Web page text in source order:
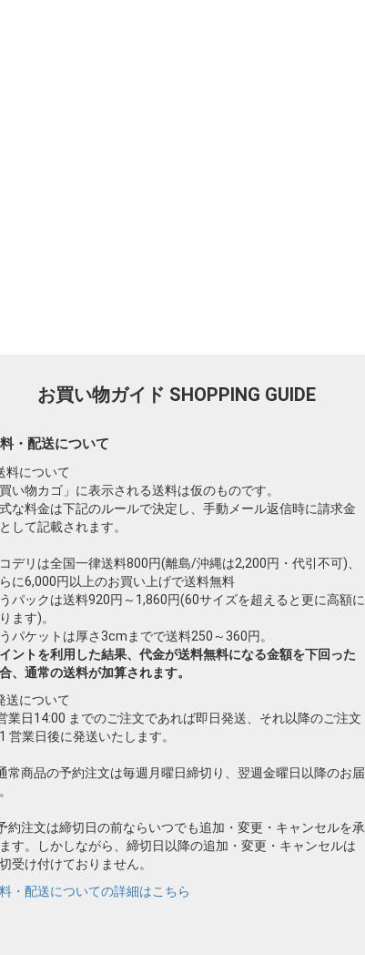
お買い物ガイド SHOPPING GUIDE
・配送について
料について
買い物カゴ」に表示される送料は仮のものです。
な料金は下記のルールで決定し、手動メール返信時に請求金
して記載されます。
デリは全国一律送料800円(離島/沖縄は2,200円・代引不可)、
に6,000円以上のお買い上げで送料無料
パックは送料920円～1,860円(60サイズを超えると更に高額に
ます)。
パケットは厚さ3cmまでで送料250～360円。
ントを利用した結果、代金が送料無料になる金額を下回った
、通常の送料が加算されます。
送について
業日14:00 までのご注文であれば即日発送、それ以降のご注文
営業日後に発送いたします。
常商品の予約注文は毎週月曜日締切り、翌週金曜日以降のお届
約注文は締切日の前ならいつでも追加・変更・キャンセルを承
す。しかしながら、締切日以降の追加・変更・キャンセルは
受け付けておりません。
・配送についての詳細はこちら